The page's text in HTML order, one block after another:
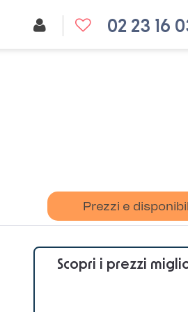
02 23 16
Prezzi e
Scopri i prezzi